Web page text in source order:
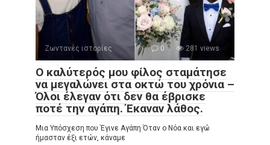
Ζωντανές ιστορίες 0 281 views
Ο καλύτερός μου φίλος σταμάτησε
να μεγαλώνει στα οκτώ του χρόνια –
Όλοι έλεγαν ότι δεν θα έβρισκε
ποτέ την αγάπη. Έκαναν λάθος.
Μια Υπόσχεση που Έγινε Αγάπη Όταν ο Νόα και εγώ
ήμασταν έξι ετών, κάναμε